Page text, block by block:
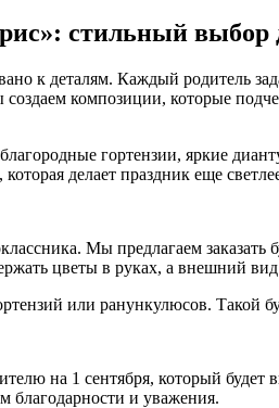
стильный
к деталям. Каждый родитель
композиции, которые
гортензии, яркие
делает праздник еще
Мы предлагаем заказать
цветы в руках, а внешний вид
или ранункулюсов. Такой
на 1 сентября, который будет
благодарности и уважения.